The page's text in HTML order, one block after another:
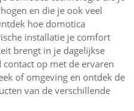
en die je ook veel
hoe domotica
installatie je comfort
brengt in je dagelijkse
op met de ervaren
of omgeving en ontdek de
van de verschillende